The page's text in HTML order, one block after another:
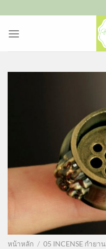
ไป
หน้าหลัก / 05 INCENSE กำยาน